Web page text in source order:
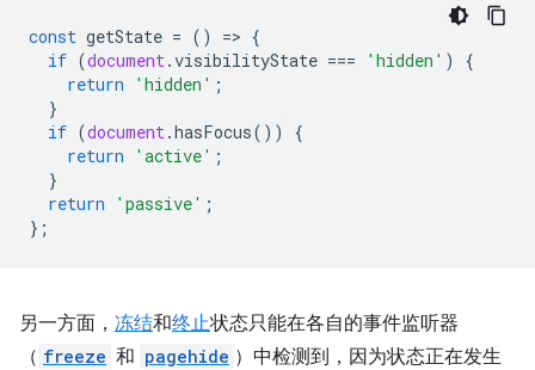
const getState = () => {
if (document .visibilityState === 'hidden' )
{
return
'hidden' ;
}
if (document .hasFocus())
{
return
'active' ;
}
return
'passive' ;
};
另一方面， 冻结和终止状态只能在各自的事件监听器
（ freeze 和 pagehide ）中检测到，因为状态正在发生